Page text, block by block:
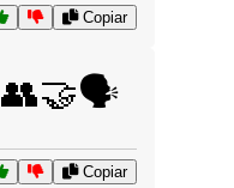
Copiar
👥🤝🗣️
Copiar